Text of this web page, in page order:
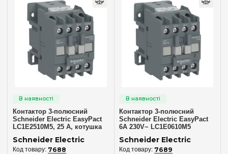
Кількість полюсів
(100)
4 (11)
Номінальний струм, А
6(1)
9(10)
12(9)
18(7)
Контактор 3-полюсний
Schneider Electric EasyPact
LC1E2510M5, 25 А, котушка
Schneider Electric
7688
Контактор 3-полюсний
Schneider Electric EasyPact
6A 230V~ LC1E0610M5
Schneider Electric
7689